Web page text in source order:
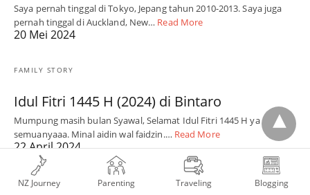
Saya pernah tinggal di Tokyo, Jepang tahun 2010-2013. Saya juga
pernah tinggal di Auckland, New… Read More
20 Mei 2024
FAMILY STORY
Idul Fitri 1445 H (2024) di Bintaro
Mumpung masih bulan Syawal, Selamat Idul Fitri 1445 H ya
semuanyaaa. Minal aidin wal faidzin.… Read More
22 April 2024
FAMILY STORY
NZ Journey Parenting Traveling Blogging